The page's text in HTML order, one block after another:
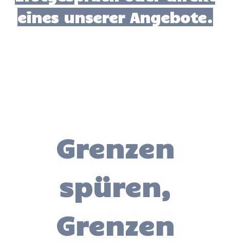
eines unserer Angebote.
Grenzen
spüren,
Grenzen